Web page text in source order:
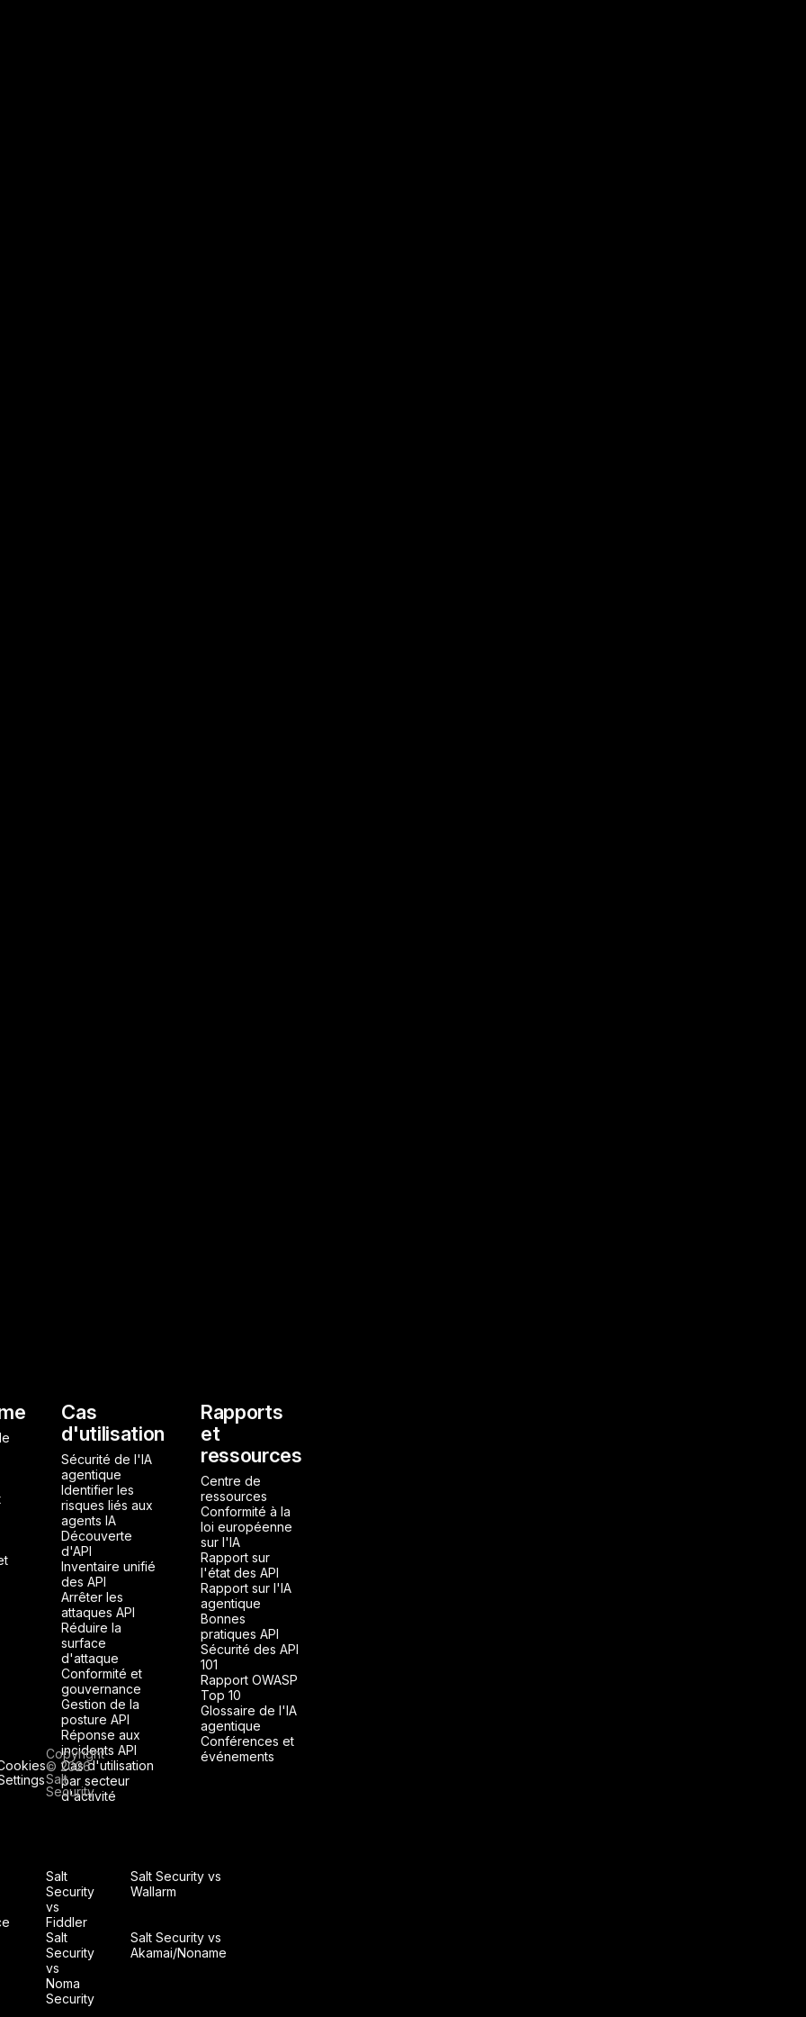
Cas
d'utilisation
Sécurité de l'IA
agentique
Identifier les
risques liés aux
agents IA
Découverte
d'API
Inventaire unifié
des API
Arrêter les
attaques API
Réduire la
surface
d'attaque
Conformité et
gouvernance
Gestion de la
posture API
Réponse aux
incidents API
Cas d'utilisation
par secteur
d'activité
Rapports
et
ressources
Centre de
ressources
Conformité à la
loi européenne
sur l'IA
Rapport sur
l'état des API
Rapport sur l'IA
agentique
Bonnes
pratiques API
Sécurité des API
101
Rapport OWASP
Top 10
Glossaire de l'IA
agentique
Conférences et
événements
Salt
Security
vs
Fiddler
Salt Security vs
Wallarm
Salt
Security
vs
Noma
Security
Salt Security vs
Akamai/Noname
Copyright
© 2026
Salt
Security